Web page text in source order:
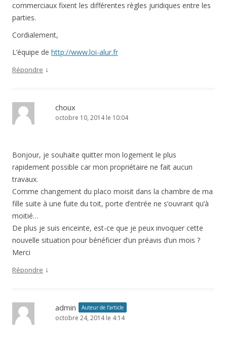
commerciaux fixent les différentes règles juridiques entre les
parties.
Cordialement,
L’équipe de http://www.loi-alur.fr
Répondre ↓
choux
octobre 10, 2014 le 10:04
Bonjour, je souhaite quitter mon logement le plus
rapidement possible car mon propriétaire ne fait aucun
travaux.
Comme changement du placo moisit dans la chambre de ma
fille suite à une fuite du toit, porte d’entrée ne s’ouvrant qu’à
moitié…
De plus je suis enceinte, est-ce que je peux invoquer cette
nouvelle situation pour bénéficier d’un préavis d’un mois ?
Merci
Répondre ↓
admin Auteur de l’article
octobre 24, 2014 le 4:14